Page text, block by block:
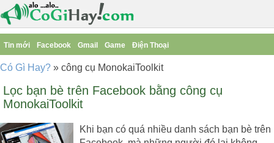
Tin mới Facebook Gmail Game Điện Thoại
Có Gì Hay? » công cụ MonokaiToolkit
Lọc bạn bè trên Facebook bằng công cụ
MonokaiToolkit
Khi bạn có quá nhiều danh sách bạn bè trên